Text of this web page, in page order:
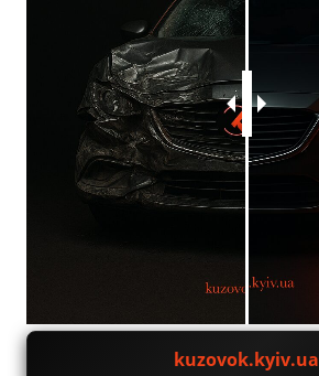
kuzovok.kyiv.ua